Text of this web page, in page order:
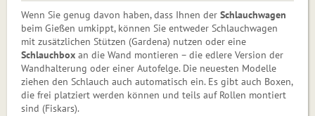
Wenn Sie genug davon haben, dass Ihnen der Schlauchwagen
beim Gießen umkippt, können Sie entweder Schlauchwagen
mit zusätzlichen Stützen (Gardena) nutzen oder eine
Schlauchbox an die Wand montieren – die edlere Version der
Wandhalterung oder einer Auto­felge. Die neuesten Modelle
ziehen den Schlauch auch automatisch ein. Es gibt auch Boxen,
die frei platziert werden können und teils auf Rollen montiert
sind (Fiskars).